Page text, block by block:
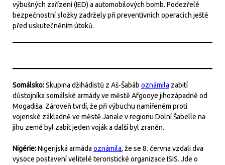
výbušných zařízení (IED) a automobilových bomb. Podezřelé
bezpečnostní složky zadržely při preventivních operacích ještě
před uskutečněním útoků.
Somálsko:Skupina džihádistů z Aš-Šabáb oznámila zabití
důstojníka somálské armády ve městě Afgooye jihozápadně od
Mogadiša. Zároveň tvrdí, že při výbuchu namířeném proti
vojenské základně ve městě Janale v regionu Dolní Šabelle na
jihu země byl zabit jeden voják a další byl zraněn.
Nigérie:Nigerijská armáda oznámila, že se 8. června vzdali dva
vysoce postavení velitelé teroristické organizace ISIS. Jde o